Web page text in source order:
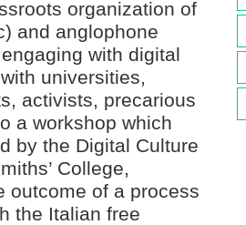
organization of
and anglophone
with digital
universities,
activists, precarious
a workshop which
by the Digital Culture
College,
outcome of a process
the Italian free